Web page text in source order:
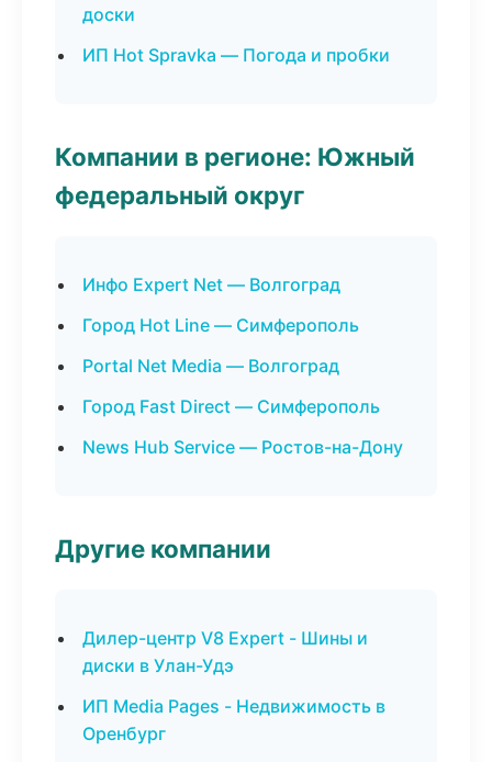
доски
ИП Hot Spravka — Погода и пробки
Компании в регионе: Южный
федеральный округ
Инфо Expert Net — Волгоград
Город Hot Line — Симферополь
Portal Net Media — Волгоград
Город Fast Direct — Симферополь
News Hub Service — Ростов-на-Дону
Другие компании
Дилер-центр V8 Expert - Шины и
диски в Улан-Удэ
ИП Media Pages - Недвижимость в
Оренбург